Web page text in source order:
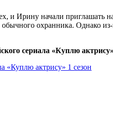
и Ирину начали приглашать
охранника. Однако
сериала «Куплю
«Куплю актрису» 1 сезон